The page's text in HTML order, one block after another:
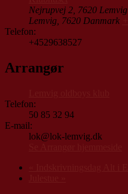
Nejrupvej 2, 7620 Lemvig
Lemvig 7620 Danmark
Telefon:
+4529638527
Arrangør
Telefon:
50 85 32 94
E-mail:
lok@lok-lemvig.dk